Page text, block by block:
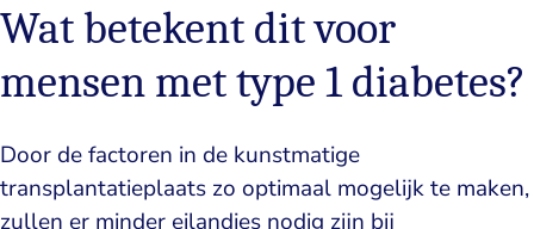
Wat betekent dit voor
mensen met type 1 diabetes?
Door de factoren in de kunstmatige
transplantatieplaats zo optimaal mogelijk te maken,
zullen er minder eilandjes nodig zijn bij